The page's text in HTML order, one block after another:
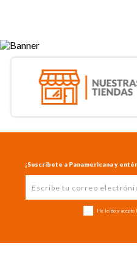
¡Suscríbete a Panamericana y
He leído y acepto